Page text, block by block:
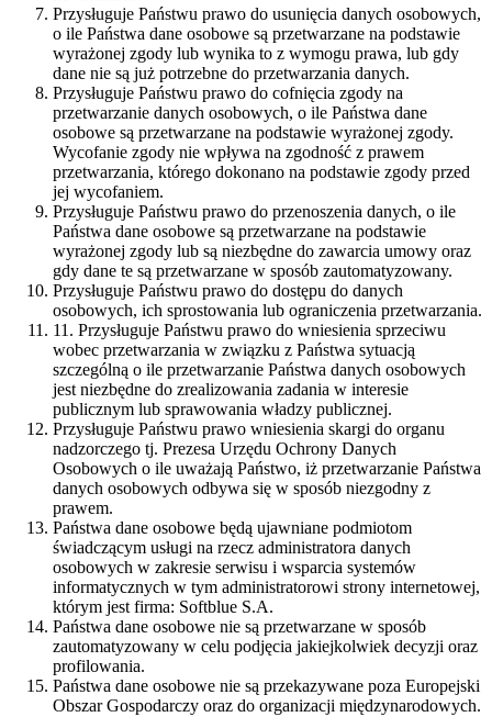
Przysługuje Państwu prawo do usunięcia danych osobowych,
o ile Państwa dane osobowe są przetwarzane na podstawie
wyrażonej zgody lub wynika to z wymogu prawa, lub gdy
dane nie są już potrzebne do przetwarzania danych.
Przysługuje Państwu prawo do cofnięcia zgody na
przetwarzanie danych osobowych, o ile Państwa dane
osobowe są przetwarzane na podstawie wyrażonej zgody.
Wycofanie zgody nie wpływa na zgodność z prawem
przetwarzania, którego dokonano na podstawie zgody przed
jej wycofaniem.
Przysługuje Państwu prawo do przenoszenia danych, o ile
Państwa dane osobowe są przetwarzane na podstawie
wyrażonej zgody lub są niezbędne do zawarcia umowy oraz
gdy dane te są przetwarzane w sposób zautomatyzowany.
Przysługuje Państwu prawo do dostępu do danych
osobowych, ich sprostowania lub ograniczenia przetwarzania.
11. Przysługuje Państwu prawo do wniesienia sprzeciwu
wobec przetwarzania w związku z Państwa sytuacją
szczególną o ile przetwarzanie Państwa danych osobowych
jest niezbędne do zrealizowania zadania w interesie
publicznym lub sprawowania władzy publicznej.
Przysługuje Państwu prawo wniesienia skargi do organu
nadzorczego tj. Prezesa Urzędu Ochrony Danych
Osobowych o ile uważają Państwo, iż przetwarzanie Państwa
danych osobowych odbywa się w sposób niezgodny z
prawem.
Państwa dane osobowe będą ujawniane podmiotom
świadczącym usługi na rzecz administratora danych
osobowych w zakresie serwisu i wsparcia systemów
informatycznych w tym administratorowi strony internetowej,
którym jest firma: Softblue S.A.
Państwa dane osobowe nie są przetwarzane w sposób
zautomatyzowany w celu podjęcia jakiejkolwiek decyzji oraz
profilowania.
Państwa dane osobowe nie są przekazywane poza Europejski
Obszar Gospodarczy oraz do organizacji międzynarodowych.